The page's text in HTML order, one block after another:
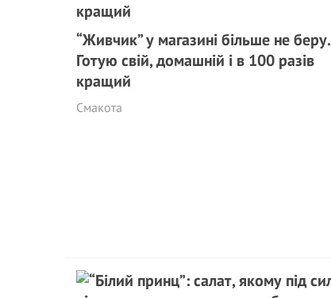
“Живчик” у магазині більше не беру.
Готую свій, домашній і в 100 разів
кращий
Смакота